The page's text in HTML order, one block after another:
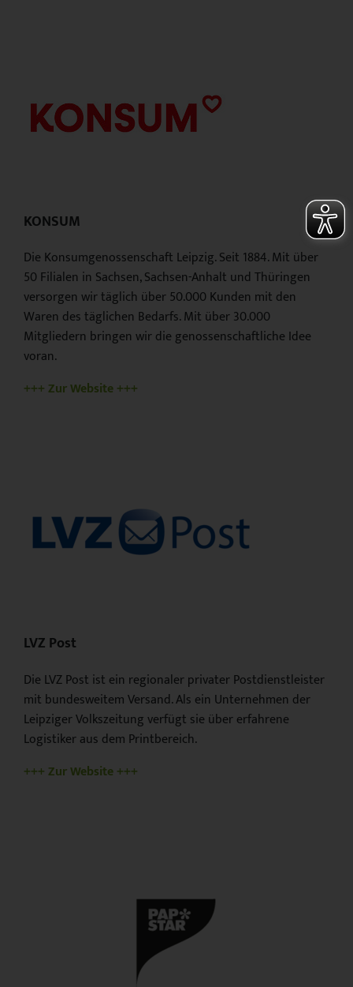
KONSUM
Die Konsumgenossenschaft Leipzig. Seit 1884. Mit über
50 Filialen in Sachsen, Sachsen-Anhalt und Thüringen
versorgen wir täglich über 50.000 Kunden mit den
Waren des täglichen Bedarfs. Mit über 30.000
Mitgliedern bringen wir die genossenschaftliche Idee
voran.
+++ Zur Website +++
LVZ Post
Die LVZ Post ist ein regionaler privater Postdienstleister
mit bundesweitem Versand. Als ein Unternehmen der
Leipziger Volkszeitung verfügt sie über erfahrene
Logistiker aus dem Printbereich.
+++ Zur Website +++